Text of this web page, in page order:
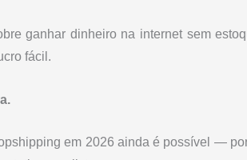
ganhar dinheiro na internet sem
fácil.
em 2026 ainda é possível —